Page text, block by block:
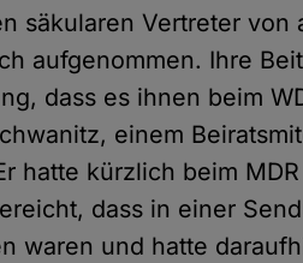
säkularen Vertreter von
aufgenommen. Ihre
dass es ihnen beim
einem
hatte kürzlich beim
dass in einer
waren und hatte